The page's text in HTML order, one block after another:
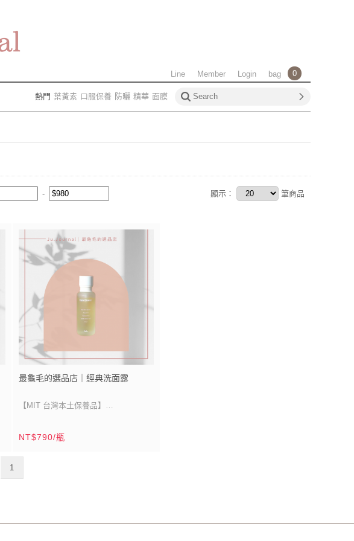
bag 0
Login
Member
Line
熱門 葉黃素 口服保養 防曬 精華 面膜
顯示： 筆商品
最龜毛的選品店｜經典洗面露
【MIT 台灣本土保養品】
敏弱肌、術後保養、孕婦、哺乳皆可使
用
NT$790/瓶
1